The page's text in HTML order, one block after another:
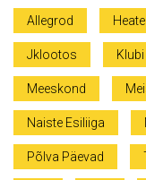
Allegrod
Jklootos Klubi
Meeskond
Naiste Esiliiga
Põlva Päevad